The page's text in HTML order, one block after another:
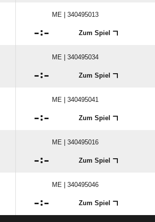
ME | 340495013
: Zum Spiel
ME | 340495034
: Zum Spiel
ME | 340495041
: Zum Spiel
ME | 340495016
: Zum Spiel
ME | 340495046
: Zum Spiel